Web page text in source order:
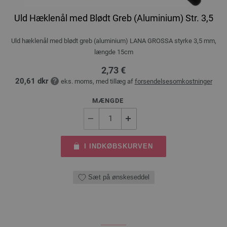
Uld Hæklenål med Blødt Greb (Aluminium) Str. 3,5
Uld hæklenål med blødt greb (aluminium) LANA GROSSA styrke 3,5 mm,
længde 15cm
2,73 €
20,61 dkr eks. moms, med tillæg af forsendelsesomkostninger
MÆNGDE
I INDKØBSKURVEN
Sæt på ønskeseddel